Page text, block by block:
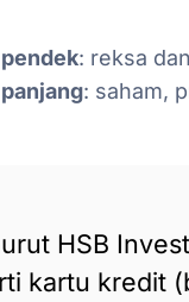
: reksa
: saham,
HSB
kartu kredit